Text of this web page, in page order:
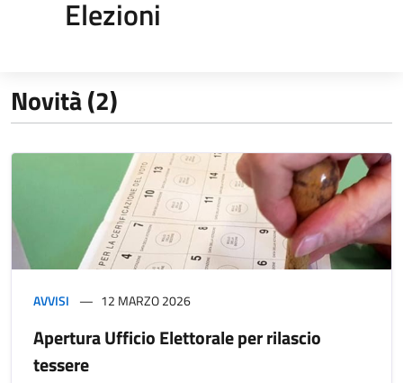
Elezioni
Novità (2)
AVVISI 12 MARZO 2026
Apertura Ufficio Elettorale per rilascio
tessere